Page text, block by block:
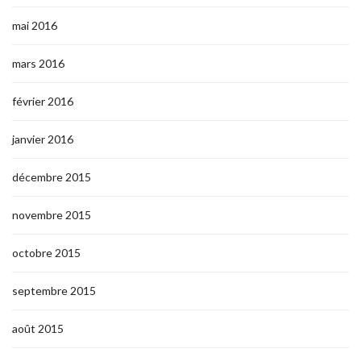
mai 2016
mars 2016
février 2016
janvier 2016
décembre 2015
novembre 2015
octobre 2015
septembre 2015
août 2015